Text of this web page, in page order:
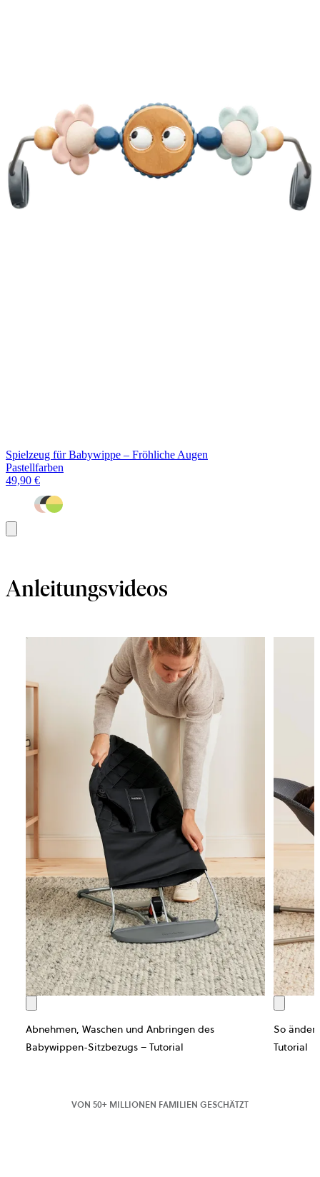
Spielzeug für Babywippe – Fröhliche Augen
Pastellfarben
49,90 €
den
Anleitungsvideos
Abnehmen, Waschen und Anbringen des
Babywippen-Sitzbezugs – Tutorial
So
Tutorial
VON 50+ MILLIONEN FAMILIEN GESCHÄTZT